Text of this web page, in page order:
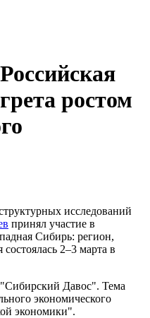
ростом
исследований
принял участие в
Сибирь: регион,
2–3 марта в
Давос". Тема
экономического
экономики".